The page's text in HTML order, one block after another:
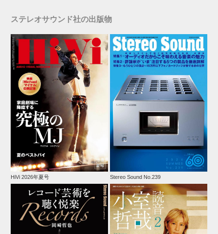
ステレオサウンド社の出版物
HiVi 2026年夏号 Stereo Sound No.239